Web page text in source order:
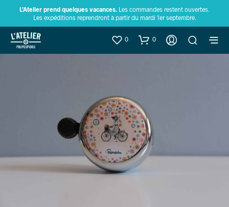
L’Atelier prend quelques vacances. Les commandes restent ouvertes.
Les expéditions reprendront à partir du mardi 1er septembre.
0 0